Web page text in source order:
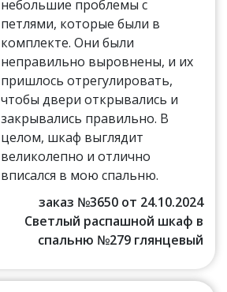
небольшие проблемы с
петлями, которые были в
комплекте. Они были
неправильно выровнены, и их
пришлось отрегулировать,
чтобы двери открывались и
закрывались правильно. В
целом, шкаф выглядит
великолепно и отлично
вписался в мою спальню.
заказ №3650 от 24.10.2024
Светлый распашной шкаф в
спальню №279 глянцевый